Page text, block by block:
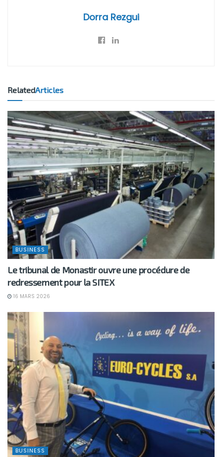
Dorra Rezgui
RelatedArticles
BUSINESS
Le tribunal de Monastir ouvre une procédure de
redressement pour la SITEX
16 MARS 2026
BUSINESS